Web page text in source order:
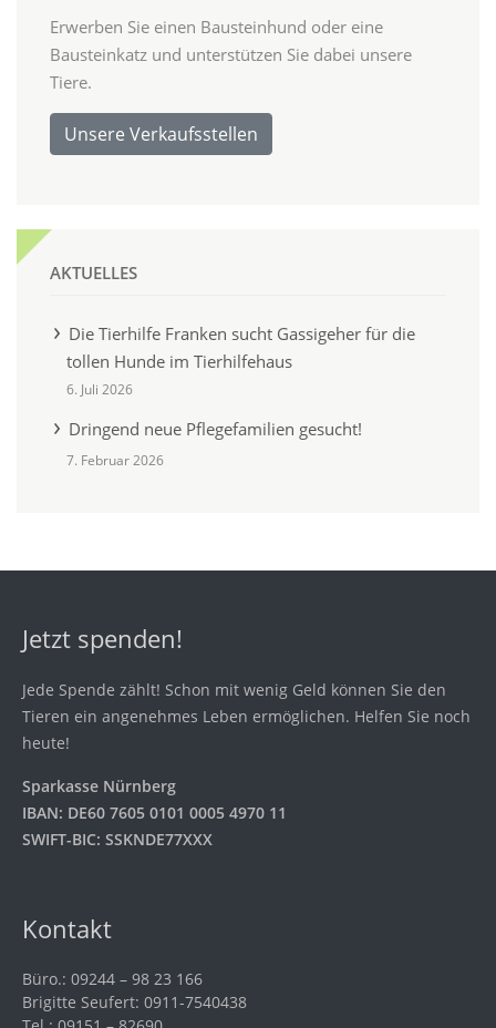
Erwerben Sie einen Bausteinhund oder eine
Bausteinkatz und unterstützen Sie dabei unsere
Tiere.
Unsere Verkaufsstellen
AKTUELLES
Die Tierhilfe Franken sucht Gassigeher für die
tollen Hunde im Tierhilfehaus
6. Juli 2026
Dringend neue Pflegefamilien gesucht!
7. Februar 2026
Jetzt spenden!
Jede Spende zählt! Schon mit wenig Geld können Sie den
Tieren ein angenehmes Leben ermöglichen. Helfen Sie noch
heute!
Sparkasse Nürnberg
IBAN: DE60 7605 0101 0005 4970 11
SWIFT-BIC: SSKNDE77XXX
Kontakt
Büro.: 09244 – 98 23 166
Brigitte Seufert: 0911-7540438